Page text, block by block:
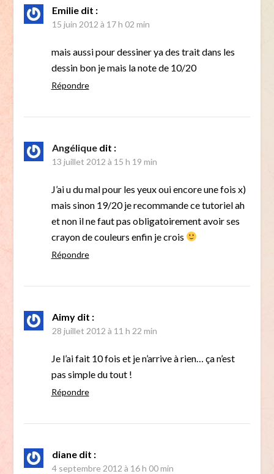
Emilie dit :
15 juin 2012 à 17 h 02 min
mais aussi pour dessiner ya des trait dans les
dessin bon je mais la note de 10/20
Répondre
Angélique dit :
13 juillet 2012 à 15 h 19 min
J’ai u du mal pour les yeux oui encore une fois x)
mais sinon 19/20 je recommande ce tutoriel ah
et non il ne faut pas obligatoirement avoir ses
crayon de couleurs enfin je crois
Répondre
Aimy dit :
28 juillet 2012 à 11 h 22 min
Je l’ai fait 10 fois et je n’arrive à rien… ça n’est
pas simple du tout !
Répondre
diane dit :
4 septembre 2012 à 16 h 00 min